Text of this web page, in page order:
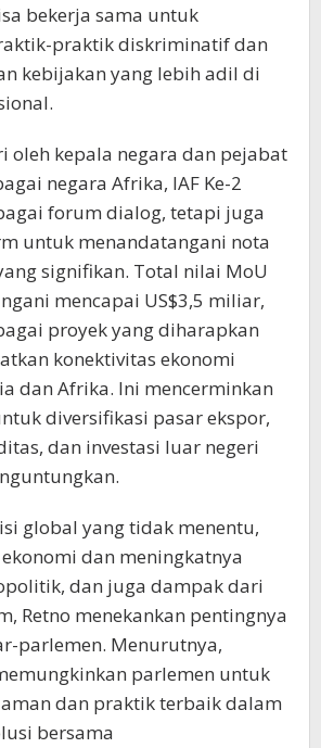
bekerja sama untuk
praktik diskriminatif dan
kebijakan yang lebih adil di
oleh kepala negara dan pejabat
negara Afrika, IAF Ke-2
forum dialog, tetapi juga
untuk menandatangani nota
signifikan. Total nilai MoU
mencapai US$3,5 miliar,
proyek yang diharapkan
konektivitas ekonomi
dan Afrika. Ini mencerminkan
diversifikasi pasar ekspor,
dan investasi luar negeri
global yang tidak menentu,
dan meningkatnya
dan juga dampak dari
Retno menekankan pentingnya
parlemen. Menurutnya,
parlemen untuk
dan praktik terbaik dalam
bersama